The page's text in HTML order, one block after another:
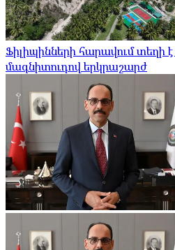
Ֆիլիպինների հարավում տեղի է
մագնիտուդով երկրաշարժ